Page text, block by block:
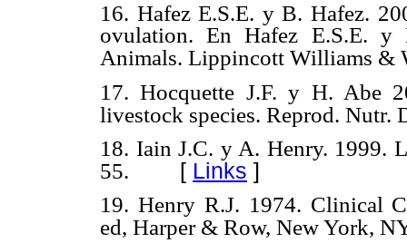
16. Hafez E.S.E. y B. Hafez.
ovulation. En Hafez E.S.E. y
Animals. Lippincott Williams &
17. Hocquette J.F. y H. Abe
livestock species. Reprod. Nutr.
18. Iain J.C. y A. Henry. 1999.
55. [ Links ]
19. Henry R.J. 1974. Clinical
ed, Harper & Row, New York,